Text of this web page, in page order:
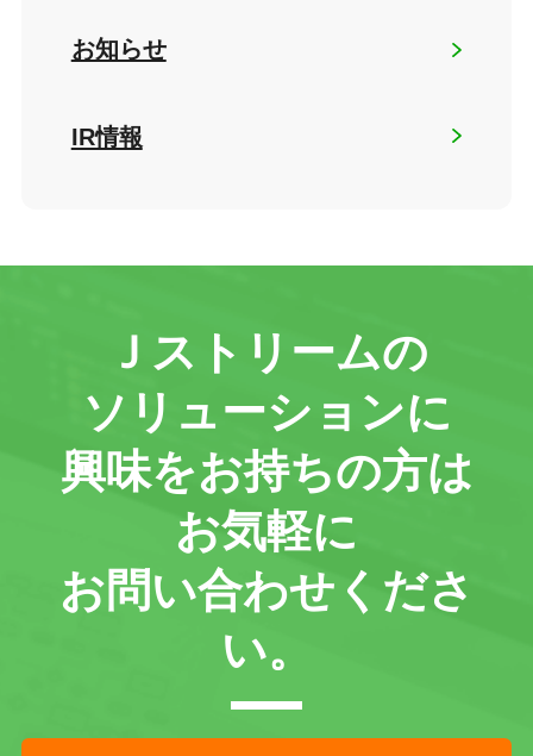
お知らせ
IR情報
Ｊストリームの
ソリューションに
興味をお持ちの方は
お気軽に
お問い合わせくださ
い。